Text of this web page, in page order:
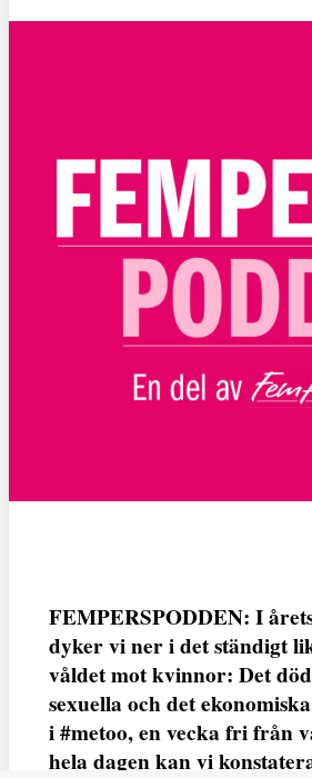
FEMPERSPODDEN: I
dyker vi ner i det ständigt
våldet mot kvinnor: Det
sexuella och det
i #metoo, en vecka fri från
hela dagen kan vi